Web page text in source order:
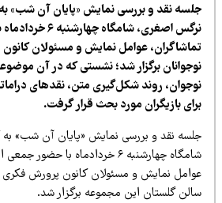
نقد و بررسی نمایش «پایان آن شب» به
نرگس اصغری، شامگاه چهارشنبه ۶
عوامل نمایش و مسئولان کانون
برگزار شد؛ نشستی که در آن موضوعاتی
روند شکل‌گیری متن، نقدهای دراماتیک
بازیگران مورد بحث قرار گرفت.
نقد و بررسی نمایش «پایان آن شب» به
شامگاه چهارشنبه ۶ خردادماه با حضور
نمایش و مسئولان کانون پرورش فکری
گلستان این مجموعه برگزار شد.